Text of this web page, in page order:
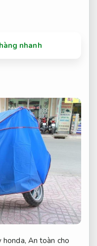
nhanh
honda, An toàn cho